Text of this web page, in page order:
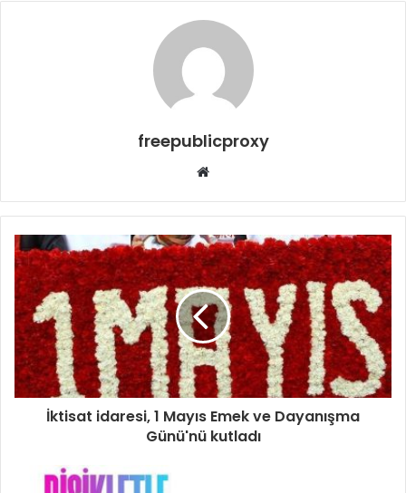
freepublicproxy
Web
İktisat idaresi, 1 Mayıs Emek ve Dayanışma
Günü'nü kutladı